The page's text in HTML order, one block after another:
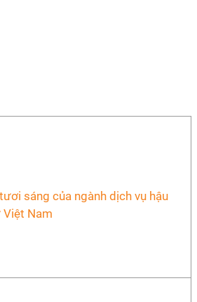
sáng của ngành dịch vụ hậu
Nam